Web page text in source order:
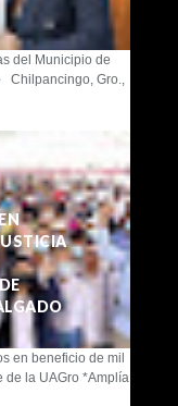
del Municipio de
Gro.,
en beneficio de mil
de la UAGro *Amplía